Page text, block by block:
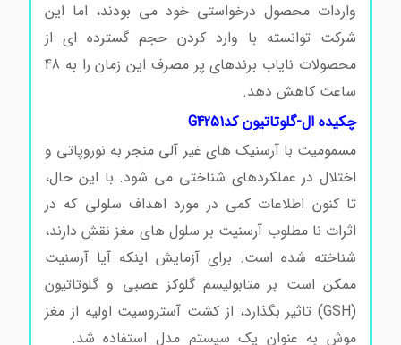
واردات محصول درخواستی خود می بودند، اما این
شرکت توانسته با وارد کردن حجم گسترده ای از
محصولات نایاب برندهای پر مصرف این زمان را به 48
ساعت کاهش دهد.ال-گلوتاتیون کدG4251
چکیده ال-گلوتاتیون کدG4251
مسمومیت با آرسنیک های غیر آلی منجر به نوروپاتی و
اختلال در عملکردهای شناختی می شود. با این حال،
تا کنون اطلاعات کمی در مورد اهداف سلولی که در
اثرات نا مطلوب آرسنیت بر سلول های مغز نقش دارند،
شناخته شده است. برای آزمایش اینکه آیا آرسنیت
ممکن است بر متابولیسم گلوکز عصبی و گلوتاتیون
(GSH) تاثیر بگذارد، از کشت آستروسیت اولیه از مغز
موش به عنوان یک سیستم مدل استفاده شد.ال-